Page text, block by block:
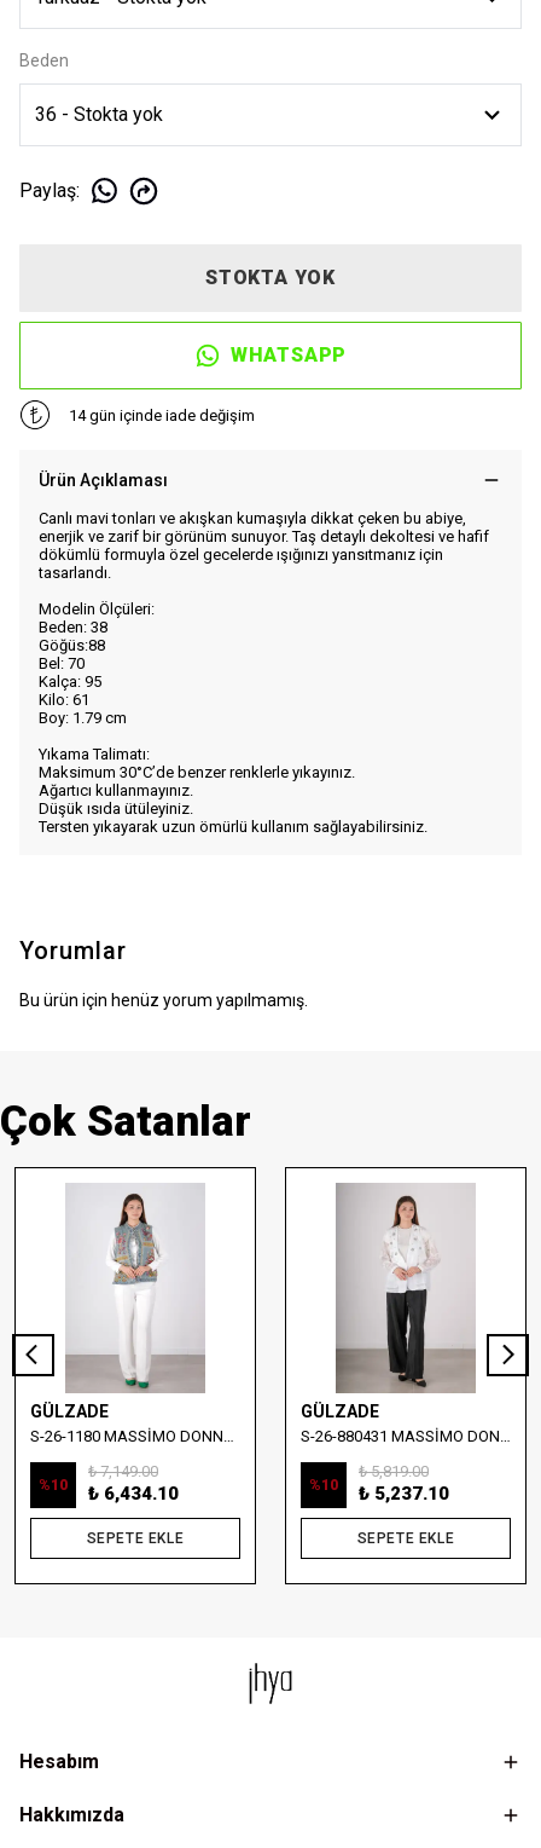
Beden
Paylaş:
STOKTA YOK
WHATSAPP
14 gün içinde iade değişim
Ürün Açıklaması
Canlı mavi tonları ve akışkan kumaşıyla dikkat çeken bu abiye,
enerjik ve zarif bir görünüm sunuyor. Taş detaylı dekoltesi ve hafif
dökümlü formuyla özel gecelerde ışığınızı yansıtmanız için
tasarlandı.
Modelin Ölçüleri:
Beden: 38
Göğüs:88
Bel: 70
Kalça: 95
Kilo: 61
Boy: 1.79 cm
Yıkama Talimatı:
Maksimum 30°C’de benzer renklerle yıkayınız.
Ağartıcı kullanmayınız.
Düşük ısıda ütüleyiniz.
Tersten yıkayarak uzun ömürlü kullanım sağlayabilirsiniz.
Yorumlar
Bu ürün için henüz yorum yapılmamış.
Çok Satanlar
GÜLZADE
S-26-1180 MASSİMO DONNA NAKIŞ DETAYLI DENİM YELEK
%10
₺ 7,149.00
₺ 6,434.10
SEPETE EKLE
GÜLZADE
S-26-880431 MASSİMO DONNA TAŞ İŞLEMELİ YELEKLİ BLUZ
%10
₺ 5,819.00
₺ 5,237.10
SEPETE EKLE
Hesabım
Hakkımızda